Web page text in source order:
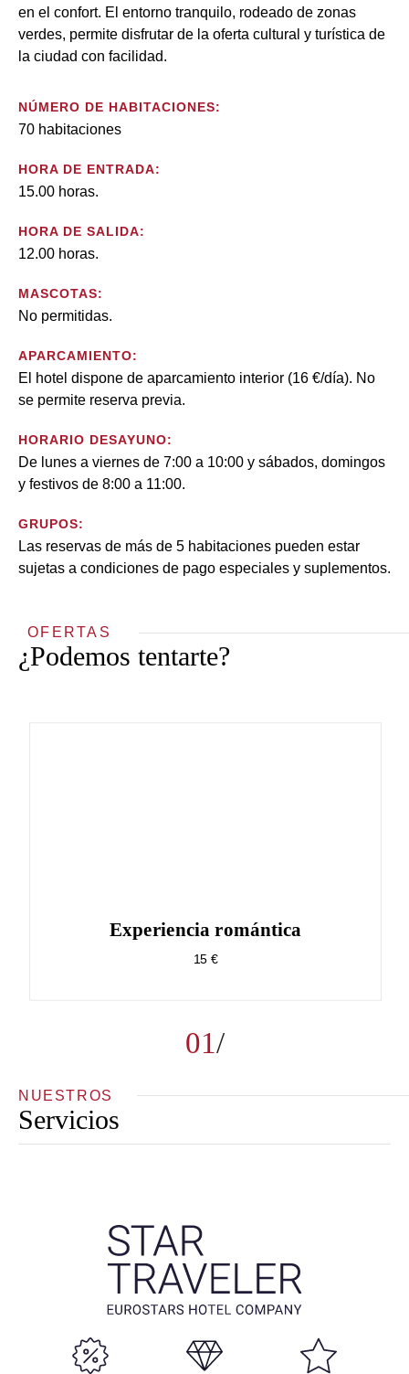
en el confort. El entorno tranquilo, rodeado de zonas
verdes, permite disfrutar de la oferta cultural y turística de
la ciudad con facilidad.
NÚMERO DE HABITACIONES:
70 habitaciones
HORA DE ENTRADA:
15.00 horas.
HORA DE SALIDA:
12.00 horas.
MASCOTAS:
No permitidas.
APARCAMIENTO:
El hotel dispone de aparcamiento interior (16 €/día). No
se permite reserva previa.
HORARIO DESAYUNO:
De lunes a viernes de 7:00 a 10:00 y sábados, domingos
y festivos de 8:00 a 11:00.
GRUPOS:
Las reservas de más de 5 habitaciones pueden estar
sujetas a condiciones de pago especiales y suplementos.
OFERTAS
¿Podemos tentarte?
01
Experiencia romántica
15 €
NUESTROS
Servicios